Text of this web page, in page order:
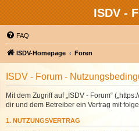
ISDV -
FAQ
ISDV-Homepage Foren
ISDV - Forum -
Mit dem Zugriff auf „ISDV - Forum“
dir und dem Betreiber ein Vertrag mit
1. NUTZUNGSVERTRAG